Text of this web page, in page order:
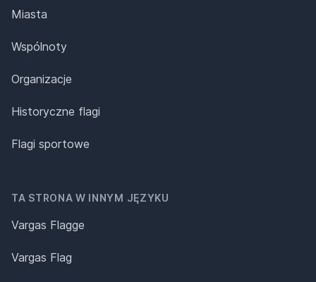
Miasta
Wspólnoty
Organizacje
Historyczne flagi
Flagi sportowe
TA STRONA W INNYM JĘZYKU
Vargas Flagge
Vargas Flag